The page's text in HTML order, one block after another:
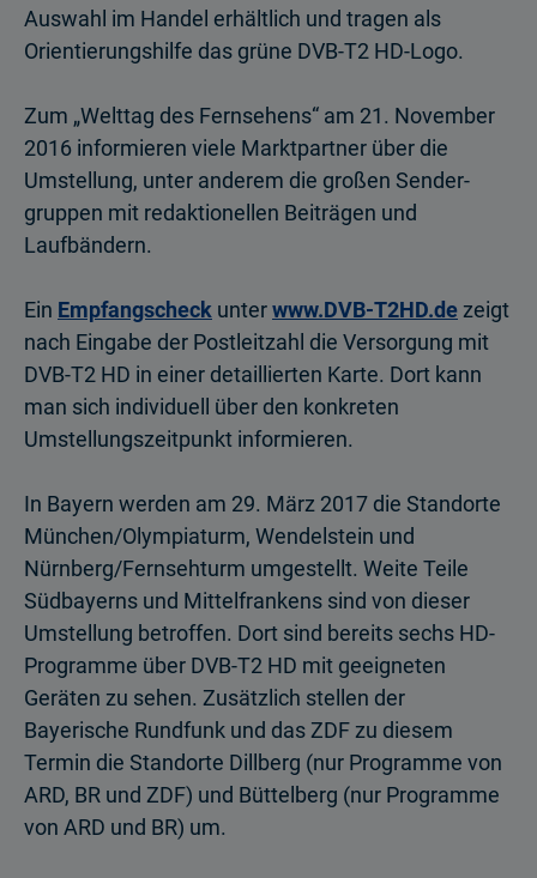
Auswahl im Handel erhältlich und tragen als
Orientierungshilfe das grüne DVB-T2 HD-Logo.
Zum „Welttag des Fernsehens“ am 21. November
2016 informieren viele Marktpartner über die
Umstellung, unter anderem die großen Sender­
gruppen mit redaktionellen Beiträgen und
Laufbändern.
Ein Empfangscheck unterwww.DVB-T2HD.de zeigt
nach Eingabe der Postleitzahl die Versorgung mit
DVB-T2 HD in einer detaillierten Karte. Dort kann
man sich individuell über den konkreten
Umstellungszeitpunkt informieren.
In Bayern werden am 29. März 2017 die Standorte
München/Olympia­turm, Wendelstein und
Nürnberg/Fernsehturm umgestellt. Weite Teile
Südbayerns und Mittelfrankens sind von dieser
Umstellung betroffen. Dort sind bereits sechs HD-
Programme über DVB-T2 HD mit geeigneten
Geräten zu sehen. Zusätzlich stellen der
Bayerische Rundfunk und das ZDF zu diesem
Termin die Standorte Dillberg (nur Programme von
ARD, BR und ZDF) und Büttelberg (nur Programme
von ARD und BR) um.